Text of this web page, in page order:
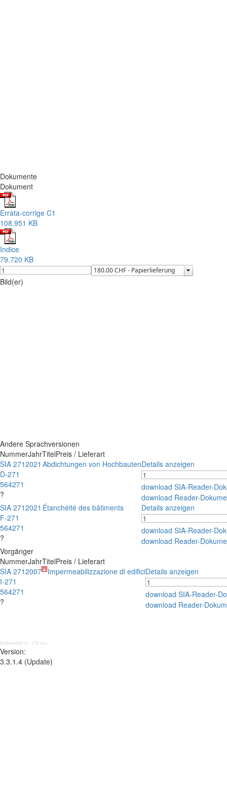
Dokumente
Dokument
Errata-corrige C1
108.951 KB
Indice
79.720 KB
Bild(er)
Andere Sprachversionen
NummerJahrTitelPreis / Lieferart
SIA 271
D-271
564271
?
2021 Abdichtungen von HochbautenDetails anzeigen
download SIA-Reader-
download Reader-
SIA 271
F-271
564271
?
2021 Étanchéité des bâtiments Details anzeigen
download SIA-Reader-
download Reader-
Vorgänger
NummerJahrTitelPreis / Lieferart
SIA 271
I-271
564271
?
2007 Impermeabilizzazione di edificiDetails anzeigen
download SIA-Reader-
download Reader-
Aufbereitet in: 170 ms;
Version:
3.3.1.4 (Update)